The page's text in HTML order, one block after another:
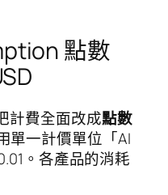
點數
計費全面改成點數
單一計價單位「AI
。各產品的消耗